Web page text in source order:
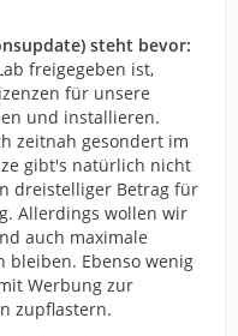
steht bevor:
freigegeben ist,
für unsere
und installieren.
zeitnah gesondert im
gibt's natürlich nicht
dreistelliger Betrag für
Allerdings wollen wir
auch maximale
Ebenso wenig
Werbung zur
zupflastern.